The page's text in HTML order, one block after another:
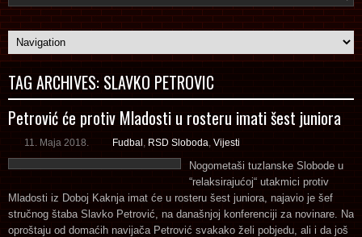
TAG ARCHIVES: SLAVKO PETROVIC
Petrović će protiv Mladosti u rosteru imati šest juniora
11. Maja 2018. Fudbal RSD Sloboda Vijesti
Nogometaši tuzlanske Slobode u
“relaksirajućoj“ utakmici protiv
Mladosti iz Doboj Kaknja imat će u rosteru šest juniora, najavio je šef
stručnog štaba Slavko Petrović, na današnjoj konferenciji za novinare. Na
oproštaju od domaćih navijača Petrović svakako želi pobjedu, ali i da još